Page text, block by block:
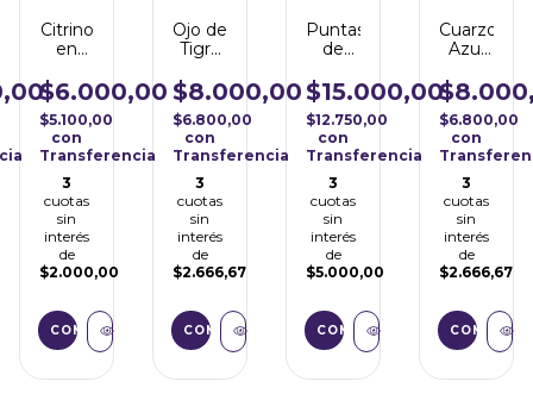
Citrino
en
-
Vitalidad
$6.000,00
$5.100,00
con
Transferencia
3
cuotas
sin
interés
de
$2.000,00
COMPRAR
Ojo de
Tigre
-
Fortaleza
$8.000,00
$6.800,00
con
Transferencia
3
cuotas
sin
interés
de
$2.666,67
Puntas
de
en
Bruto
-
Transmutación
$15.000,00
$12.750,00
con
Transferencia
3
cuotas
sin
interés
de
$5.000,00
Cuarzo
Azul
-
$6.800,00
con
3
cuotas
sin
interés
de
$2.666,67